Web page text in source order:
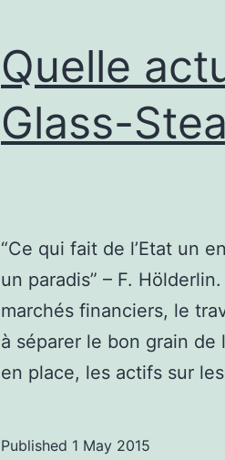
Quelle
Glass-
“Ce qui fait de l’Etat un
un paradis” – F.
marchés financiers, le
à séparer le bon grain de
en place, les actifs sur
Published 1 May 2015